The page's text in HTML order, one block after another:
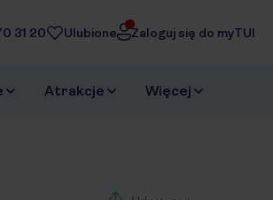
31 20 Ulubione Zaloguj się do myTUI
Atrakcje Więcej